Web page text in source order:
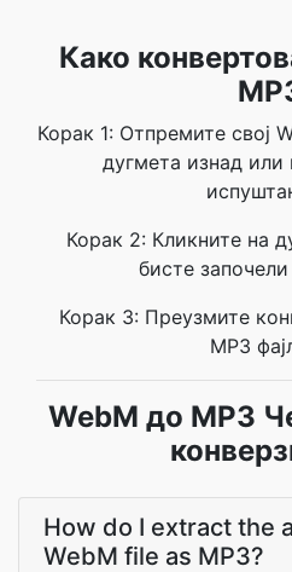
Како
Корак 1: Отпремите свој
дугмета изнад
Корак 2: Кликните на
бисте започели
Корак 3: Преузмите
MP3
WebM до MP3
How do I extract the
WebM file as MP3?